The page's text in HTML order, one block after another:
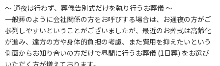
～ 通夜は行わず、葬儀告別式だけを執り行うお葬儀 ～
一般葬のように会社関係の方をお呼びする場合は、お通夜の方がご
参列しやすいということがございましたが、最近のお葬式は高齢化
が進み、遠方の方や身体的負担の考慮、また費用を抑えたいという
側面からお知り合いの方だけで昼間に行うお葬儀 (1日葬) をお選び